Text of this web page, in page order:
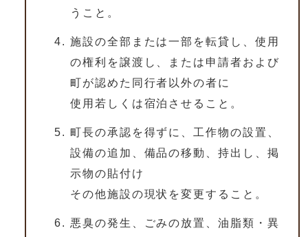
うこと。
施設の全部または一部を転貸し、使用
の権利を譲渡し、または申請者および
町が認めた同行者以外の者に
使用若しくは宿泊させること。
町長の承認を得ずに、工作物の設置、
設備の追加、備品の移動、持出し、掲
示物の貼付け
その他施設の現状を変更すること。
悪臭の発生、ごみの放置、油脂類・異